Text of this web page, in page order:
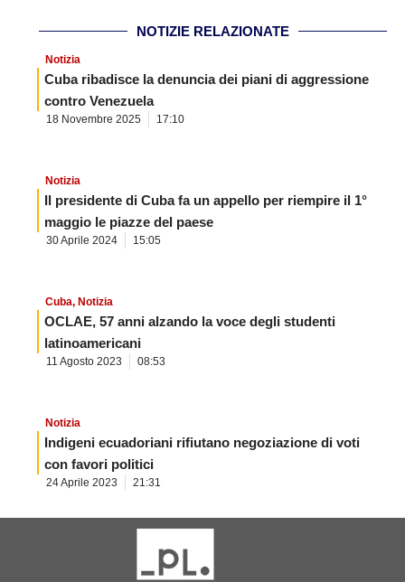
NOTIZIE RELAZIONATE
Notizia
Cuba ribadisce la denuncia dei piani di aggressione
contro Venezuela
18 Novembre 2025 17:10
Notizia
Il presidente di Cuba fa un appello per riempire il 1°
maggio le piazze del paese
30 Aprile 2024 15:05
Cuba, Notizia
OCLAE, 57 anni alzando la voce degli studenti
latinoamericani
11 Agosto 2023 08:53
Notizia
Indigeni ecuadoriani rifiutano negoziazione di voti
con favori politici
24 Aprile 2023 21:31